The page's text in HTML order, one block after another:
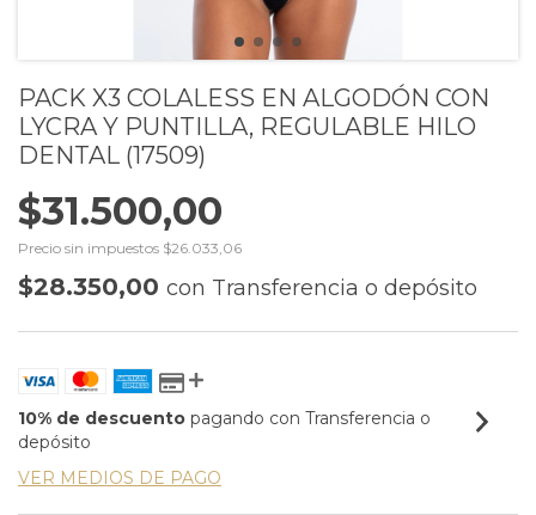
PACK X3 COLALESS EN ALGODÓN CON
LYCRA Y PUNTILLA, REGULABLE HILO
DENTAL (17509)
$31.500,00
Precio sin impuestos $26.033,06
$28.350,00 con Transferencia o depósito
10% de descuento pagando con Transferencia o
depósito
VER MEDIOS DE PAGO